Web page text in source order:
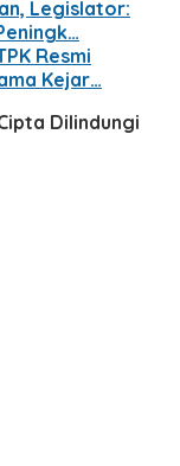
Legislator:
Resmi
Kejar…
Dilindungi